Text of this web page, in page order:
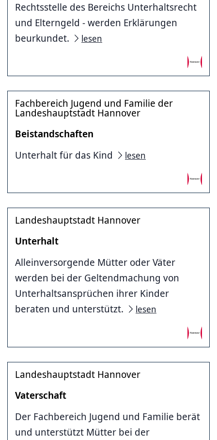
Rechtsstelle des Bereichs Unterhaltsrecht
und Elterngeld - werden Erklärungen
beurkundet.
lesen
Fachbereich Jugend und Familie der
Landeshauptstadt Hannover
Beistandschaften
Unterhalt für das Kind
lesen
Landeshauptstadt Hannover
Unterhalt
Alleinversorgende Mütter oder Väter
werden bei der Geltendmachung von
Unterhaltsansprüchen ihrer Kinder
beraten und unterstützt.
lesen
Landeshauptstadt Hannover
Vaterschaft
Der Fachbereich Jugend und Familie berät
und unterstützt Mütter bei der